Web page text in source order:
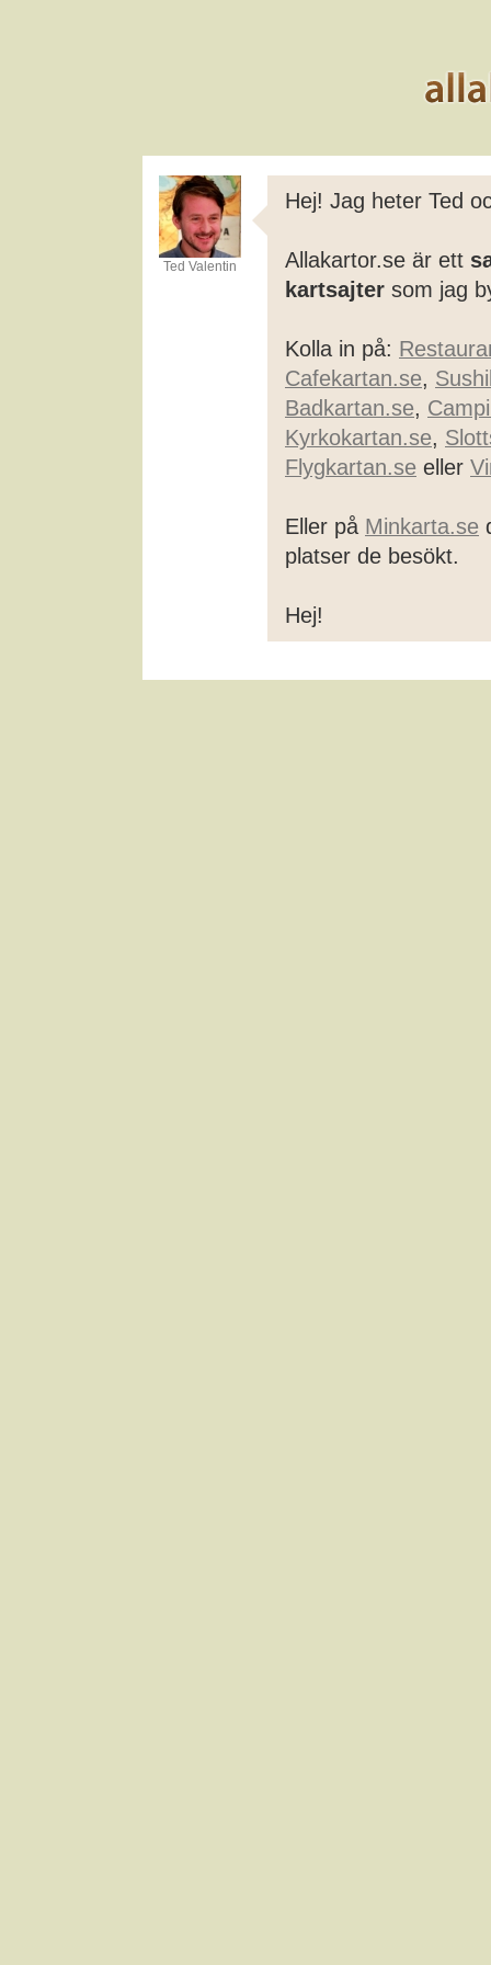
Ted Valentin
Hej! Jag heter Ted
Allakartor.se är ett
kartsajter som jag
Kolla in på:
Cafekartan.se,
Badkartan.se,
Kyrkokartan.se,
Flygkartan.se eller
Eller på Minkarta.se
platser de besökt.
Hej!